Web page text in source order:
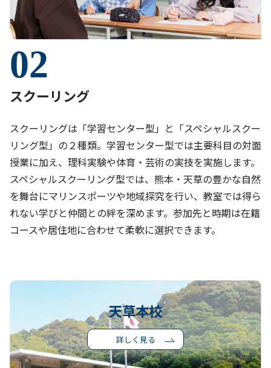
02
スクーリング
スクーリングは「学習センター型」と「スペシャルスクー
リング型」の２種類。学習センター型では主要科目の対面
授業に加え、理科実験や体育・芸術の実技を実施します。
スペシャルスクーリング型では、熊本・天草の豊かな自然
を舞台にマリンスポーツや地域探究を行い、教室では得ら
れない学びと仲間との絆を深めます。参加先と時期は在籍
コースや居住地に合わせて柔軟に選択できます。
天草本校
詳しく見る